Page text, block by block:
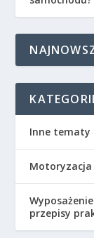
Inne tematy
Motoryzacja
przepisy